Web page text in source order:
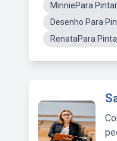
MinniePara Pintar
Desenho Para
RenataPara